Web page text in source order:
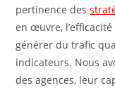
pertinence des
en œuvre,
générer du trafic
indicateurs. Nous
des agences, leur